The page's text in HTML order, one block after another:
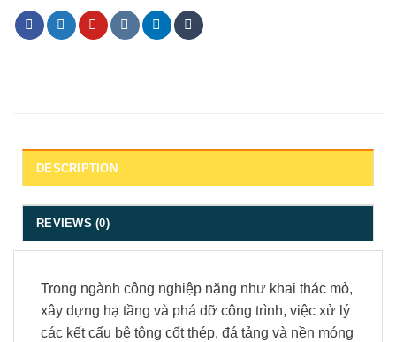
DESCRIPTION
REVIEWS (0)
Trong ngành công nghiệp nặng như khai thác mỏ,
xây dựng hạ tầng và phá dỡ công trình, việc xử lý
các kết cấu bê tông cốt thép, đá tảng và nền móng